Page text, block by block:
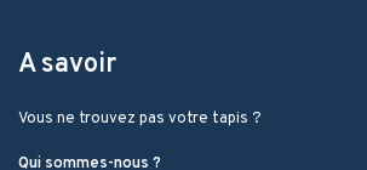
A savoir
Vous ne trouvez pas votre tapis ?
Qui sommes-nous ?